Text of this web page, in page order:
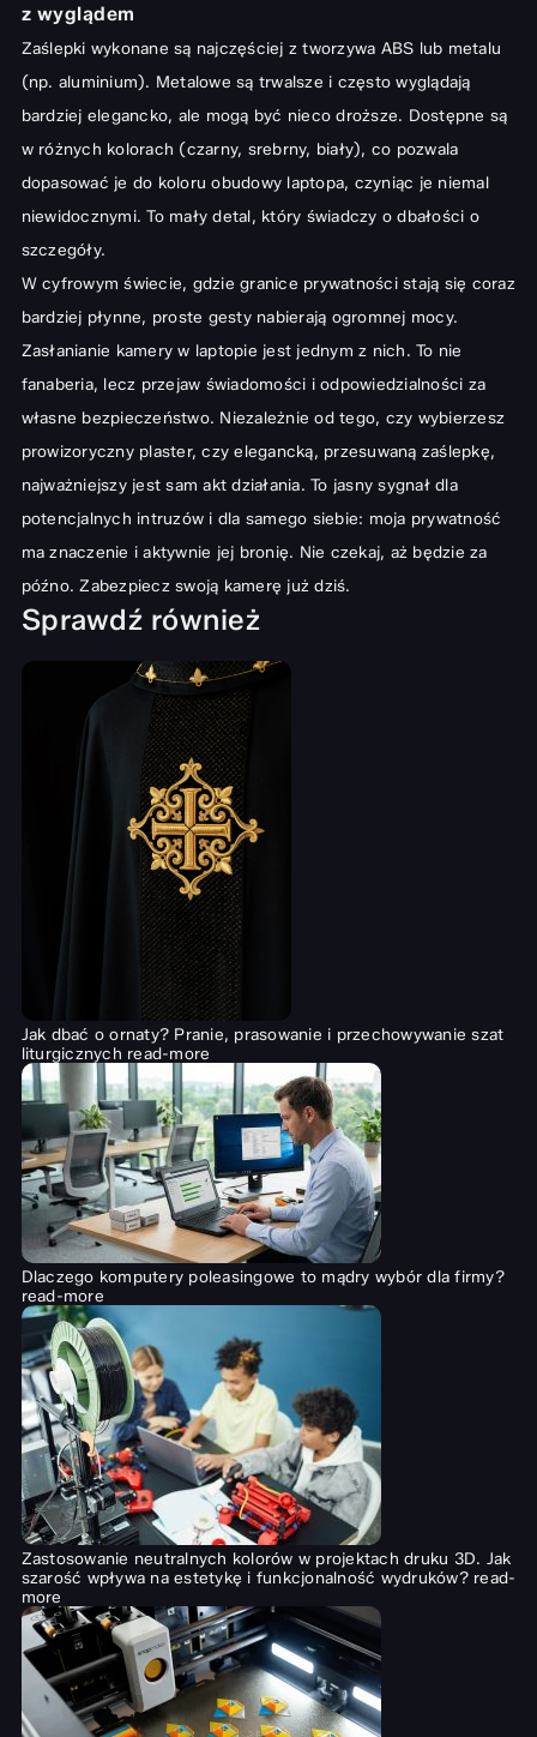
z wyglądem
Zaślepki wykonane są najczęściej z tworzywa ABS lub metalu
(np. aluminium). Metalowe są trwalsze i często wyglądają
bardziej elegancko, ale mogą być nieco droższe. Dostępne są
w różnych kolorach (czarny, srebrny, biały), co pozwala
dopasować je do koloru obudowy laptopa, czyniąc je niemal
niewidocznymi. To mały detal, który świadczy o dbałości o
szczegóły.
W cyfrowym świecie, gdzie granice prywatności stają się coraz
bardziej płynne, proste gesty nabierają ogromnej mocy.
Zasłanianie kamery w laptopie jest jednym z nich. To nie
fanaberia, lecz przejaw świadomości i odpowiedzialności za
własne bezpieczeństwo. Niezależnie od tego, czy wybierzesz
prowizoryczny plaster, czy elegancką, przesuwaną zaślepkę,
najważniejszy jest sam akt działania. To jasny sygnał dla
potencjalnych intruzów i dla samego siebie: moja prywatność
ma znaczenie i aktywnie jej bronię. Nie czekaj, aż będzie za
późno. Zabezpiecz swoją kamerę już dziś.
Sprawdź również
Jak dbać o ornaty? Pranie, prasowanie i przechowywanie szat
liturgicznych read-more
Dlaczego komputery poleasingowe to mądry wybór dla firmy?
read-more
Zastosowanie neutralnych kolorów w projektach druku 3D. Jak
szarość wpływa na estetykę i funkcjonalność wydruków? read-
more